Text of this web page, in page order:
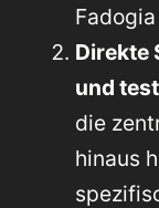
Direkte
und
die
hinaus